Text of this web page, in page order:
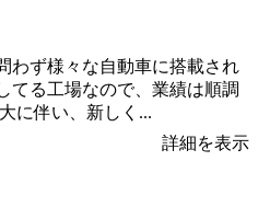
わず様々な自動車に搭載され
てる工場なので、業績は順調
に伴い、新しく...
詳細を表示